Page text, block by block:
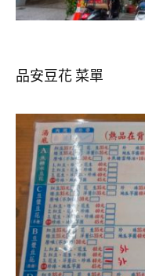
品安豆花 菜單